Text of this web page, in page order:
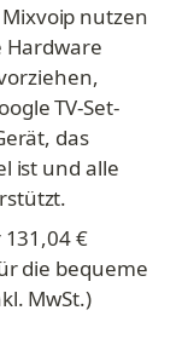
nutzen
Hardware
TV-Set-
das
ist und alle
€
die bequeme
MwSt.)